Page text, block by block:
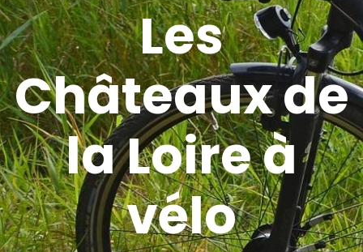
Les
Châteaux de
la Loire à
vélo